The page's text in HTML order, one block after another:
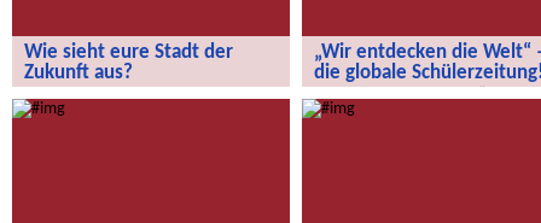
Wie sieht eure Stadt der
Zukunft aus?
Wie sieht eure Stadt der Zukunft aus?
„Wir entdecken die Welt“
die globale
„Wir entdecken die Welt“ – die
globale Schülerzeitung!